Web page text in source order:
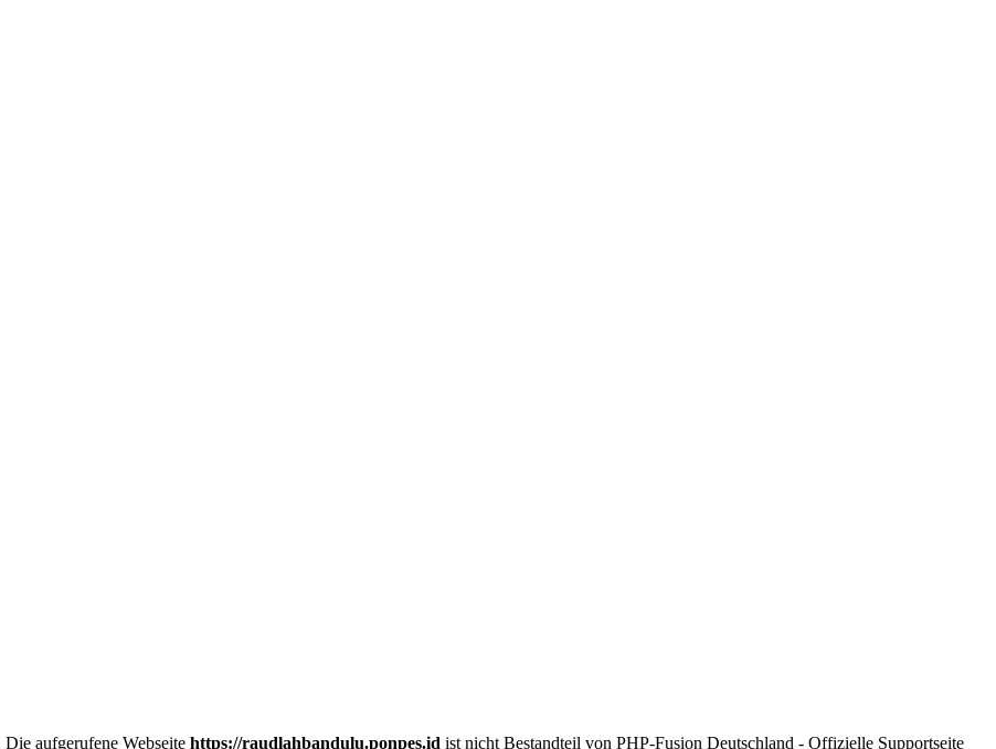
aufgerufene Webseite https://raudlahbandulu.ponpes.id ist nicht Bestandteil von PHP-Fusion Deutschland - Offizielle Supportseite